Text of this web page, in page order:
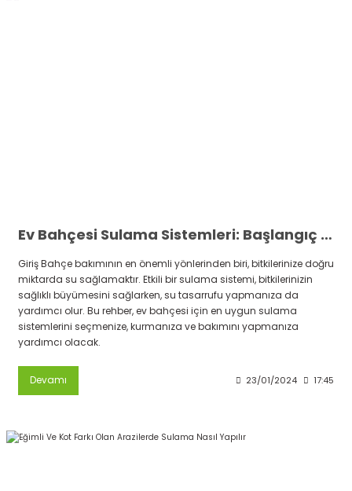
Ev Bahçesi Sulama Sistemleri: Başlangıç Rehberi
Giriş Bahçe bakımının en önemli yönlerinden biri, bitkilerinize doğru
miktarda su sağlamaktır. Etkili bir sulama sistemi, bitkilerinizin
sağlıklı büyümesini sağlarken, su tasarrufu yapmanıza da
yardımcı olur. Bu rehber, ev bahçesi için en uygun sulama
sistemlerini seçmenize, kurmanıza ve bakımını yapmanıza
yardımcı olacak.
Devamı 23/01/2024 17:45